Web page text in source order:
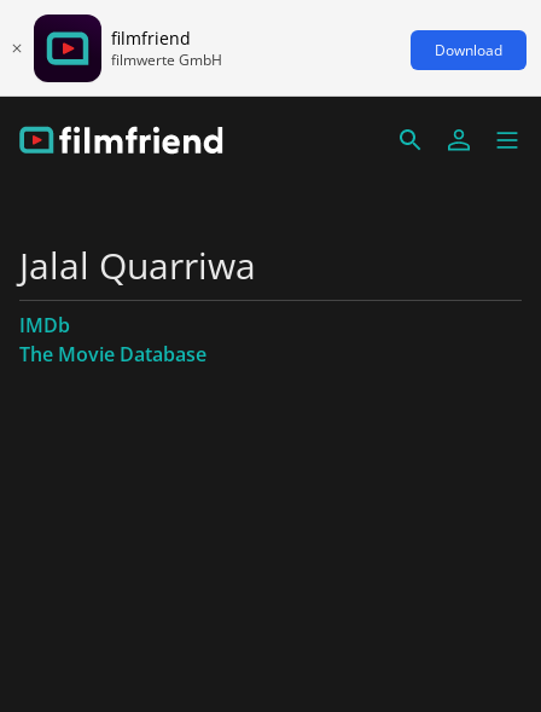
filmfriend
filmwerte GmbH Download
Jalal Quarriwa
IMDb
The Movie Database